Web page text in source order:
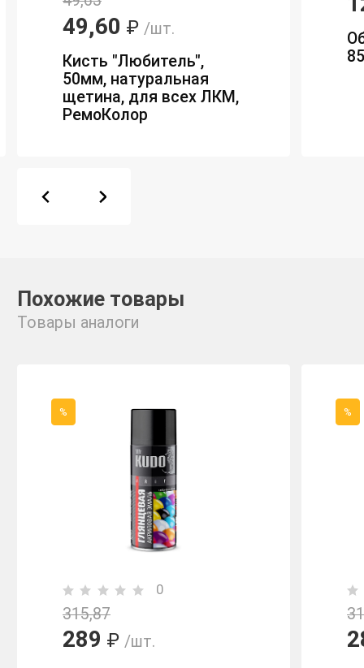
49,60 ₽ /шт.
Кисть "Любитель",
50мм, натуральная
щетина, для всех ЛКМ,
РемоКолор
Похожие товары
Товары аналоги
%
0
315,87
289 ₽ /шт.
%